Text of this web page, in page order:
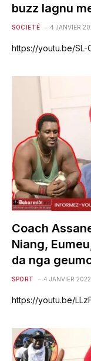
buzz lagnu
SOCIETÉ 4 JANVIER
https://youtu.be/SL-
Coach
Niang,
da nga
SPORT 4 JANVIER 2022
https://youtu.be/